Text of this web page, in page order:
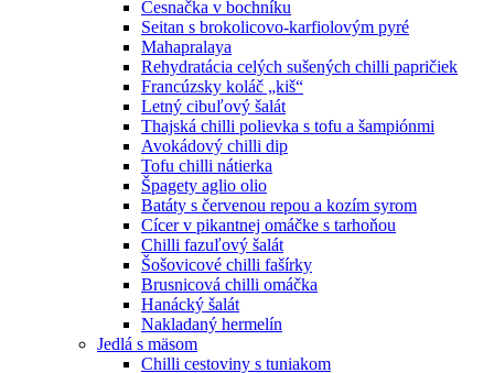
Cesnačka v bochníku
Seitan s brokolicovo-karfiolovým pyré
Mahapralaya
Rehydratácia celých sušených chilli papričiek
Francúzsky koláč „kiš“
Letný cibuľový šalát
Thajská chilli polievka s tofu a šampiónmi
Avokádový chilli dip
Tofu chilli nátierka
Špagety aglio olio
Batáty s červenou repou a kozím syrom
Cícer v pikantnej omáčke s tarhoňou
Chilli fazuľový šalát
Šošovicové chilli fašírky
Brusnicová chilli omáčka
Hanácký šalát
Nakladaný hermelín
Jedlá s mäsom
Chilli cestoviny s tuniakom